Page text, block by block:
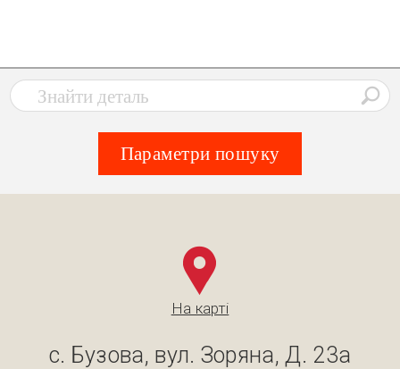
Параметри пошуку
На карті
с. Бузова, вул. Зоряна, Д. 23а